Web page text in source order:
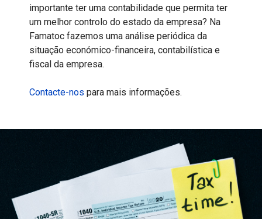
importante ter uma contabilidade que permita ter
um melhor controlo do estado da empresa? Na
Famatoc fazemos uma análise periódica da
situação económico-financeira, contabilística e
fiscal da empresa.
Contacte-nos para mais informações.